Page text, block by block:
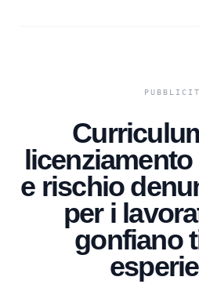
e rischio
per i
gonfiano